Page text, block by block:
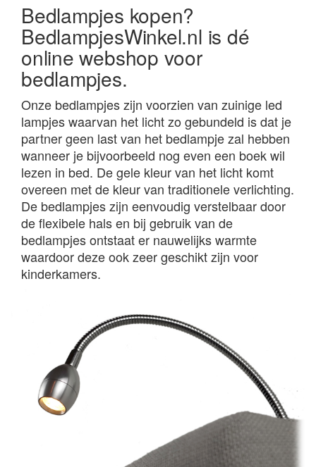
Bedlampjes kopen?
BedlampjesWinkel.nl is dé
online webshop voor
bedlampjes.
Onze bedlampjes zijn voorzien van zuinige led
lampjes waarvan het licht zo gebundeld is dat je
partner geen last van het bedlampje zal hebben
wanneer je bijvoorbeeld nog even een boek wil
lezen in bed. De gele kleur van het licht komt
overeen met de kleur van traditionele verlichting.
De bedlampjes zijn eenvoudig verstelbaar door
de flexibele hals en bij gebruik van de
bedlampjes ontstaat er nauwelijks warmte
waardoor deze ook zeer geschikt zijn voor
kinderkamers.